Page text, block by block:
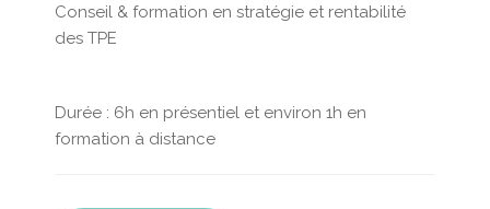
Conseil & formation en stratégie et rentabilité
des TPE
Durée : 6h en présentiel et environ 1h en
formation à distance